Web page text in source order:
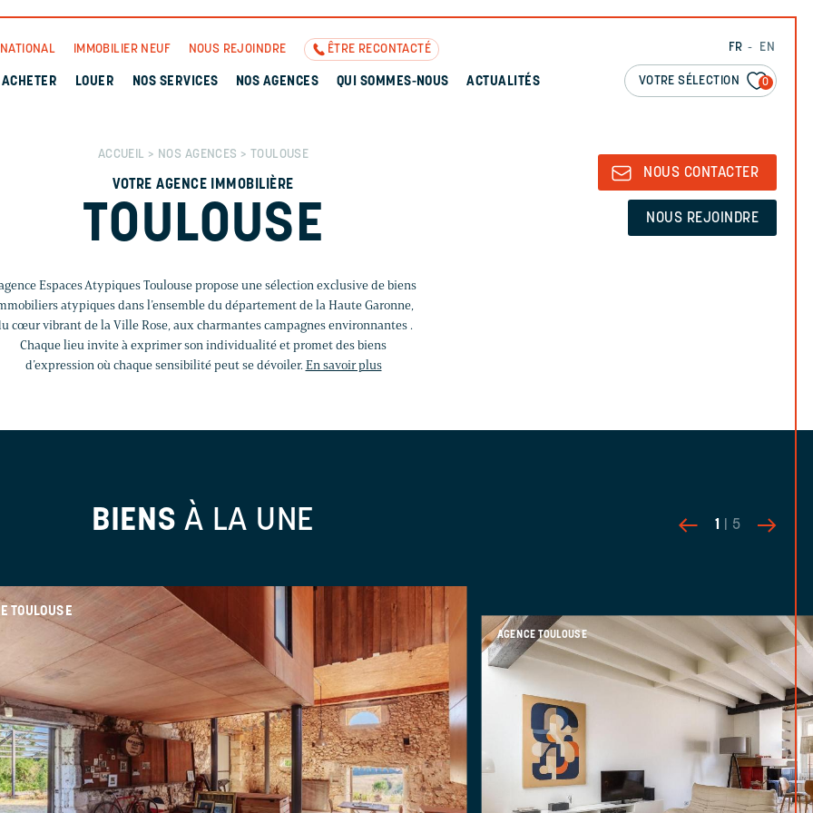
FR EN
VOTRE SÉLECTION 0
IMMOBILIER NEUF NOUS REJOINDRE ÊTRE RECONTACTÉ
ACHETER LOUER NOS SERVICES NOS AGENCES QUI SOMMES-NOUS ACTUALITÉS
ACCUEIL > NOS AGENCES > TOULOUSE
VOTRE AGENCE IMMOBILIÈRE
TOULOUSE
Espaces Atypiques Toulouse propose une sélection exclusive de biens
atypiques dans l’ensemble du département de la Haute Garonne,
cœur vibrant de la Ville Rose, aux charmantes campagnes environnantes .
Chaque lieu invite à exprimer son individualité et promet des biens
d’expression où chaque sensibilité peut se dévoiler.En savoir plus
NOUS CONTACTER
NOUS REJOINDRE
BIENSÀ LA UNE 1 | 5
TOULOUSE
AGENCE TOULOUSE